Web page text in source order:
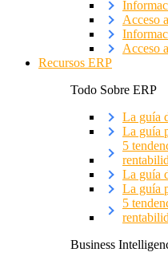
Acceso
Acceso
Recursos ERP
Todo Sobre ERP
La guía
La guía
5
La guía
La guía
5
Business